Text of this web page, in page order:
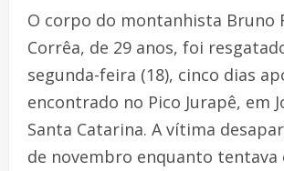
O corpo do montanhista Bruno
Corrêa, de 29 anos, foi
segunda-feira (18), cinco dias
encontrado no Pico Jurapê, em
Santa Catarina. A vítima
de novembro enquanto tentava